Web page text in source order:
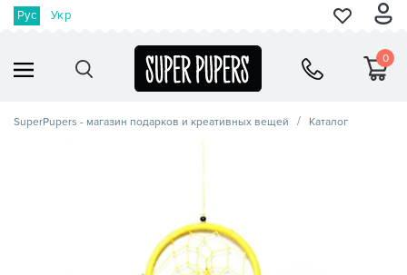
Рус Укр
0
SuperPupers - магазин подарков и креативных вещей Каталог